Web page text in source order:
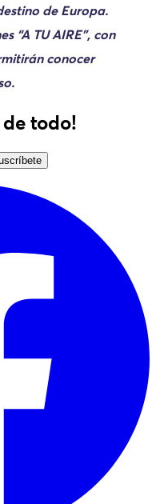
de Europa.
“A TU AIRE”, con
conocer
de todo!